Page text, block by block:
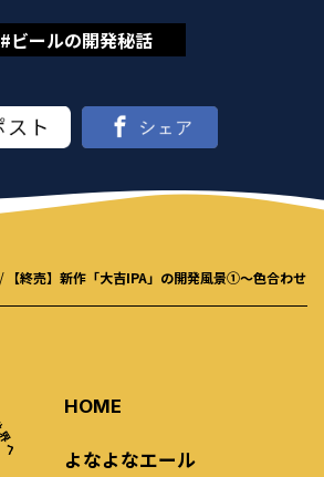
#ビールの開発秘話
【終売】新作「大吉IPA」の開発風景①～色合わせ
HOME
よなよなエール